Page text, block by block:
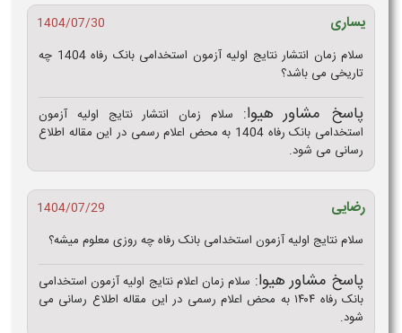
یساری
1404/07/30
سلام زمان انتشار نتایج اولیه آزمون استخدامی بانک رفاه 1404 چه
تاریخی می باشد؟
پاسخ مشاور هیوا: سلام زمان انتشار نتایج اولیه آزمون
استخدامی بانک رفاه 1404 به محض اعلام رسمی در این مقاله اطلاع
رسانی می شود.
رضایی
1404/07/29
سلام نتایج اولیه آزمون استخدامی بانک رفاه چه روزی معلوم میشه؟
پاسخ مشاور هیوا: سلام زمان اعلام نتایج اولیه آزمون استخدامی
بانک رفاه ۱۴۰۴ به محض اعلام رسمی در این مقاله اطلاع رسانی می
شود.